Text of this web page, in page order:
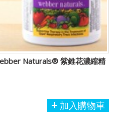
Naturals® 紫錐花濃縮精
加入購物車